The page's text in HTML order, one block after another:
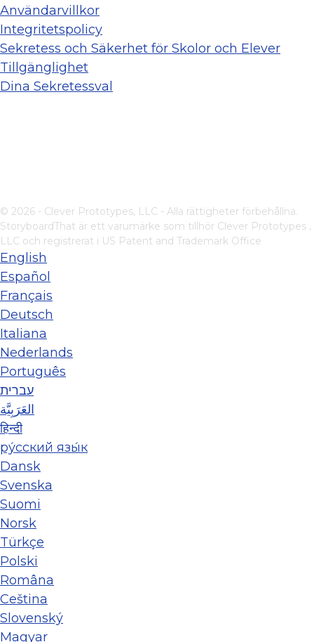
Användarvillkor
Integritetspolicy
Sekretess och Säkerhet för Skolor och Elever
Tillgänglighet
Dina Sekretessval
© 2026 - Clever Prototypes, LLC - Alla rättigheter förbehållna.
StoryboardThat är ett varumärke som tillhör Clever Prototypes ,
LLC och registrerat i US Patent and Trademark Office
English
Español
Français
Deutsch
Italiana
Nederlands
Português
עברית
العَرَبِيَّة
हिन्दी
ру́сский язы́к
Dansk
Svenska
Suomi
Norsk
Türkçe
Polski
Româna
Ceština
Slovenský
Magyar